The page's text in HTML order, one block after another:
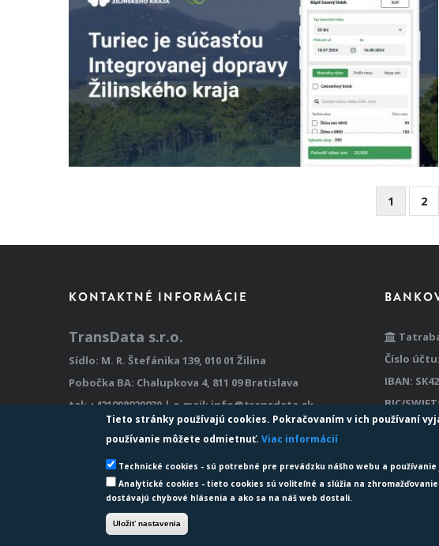
Aktuálna
1 2
KONTAKTNÉ INFORMÁCIE
TransData s.r.o.
Sídlo: M. R. Štefánika 139, 010 01 Žilina
Pobočka BA: Chalupkova 4, 811 09 Bratislava
tel: +421908920930 | e-mail: info@transdata.sk
DUNS: 495079258
Číslo účtu:
IBAN:
BIC/
Tieto stránky používajú cookies. Pokračovaním v ich používaní
používanie môžete odmietnuť.Viac informácií
Technické cookies - sú potrebné pre prevádzku nášho webu a
Analytické cookies - tieto cookies sú voliteľné a slúžia na
dostávajú chybové hlásenia a ako sa na náš web dostali.
Uložiť nastavenia